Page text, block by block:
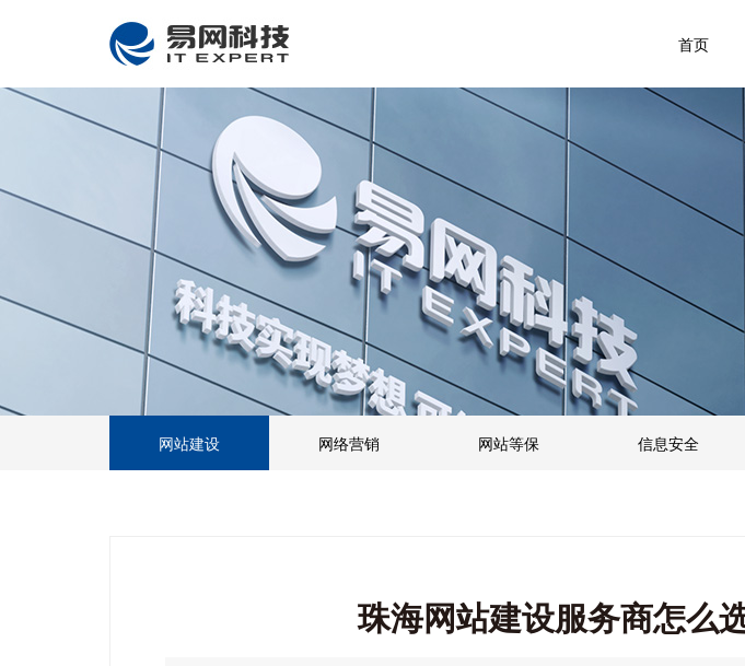
首页
网站建设 网络营销 网站等保 信息安全
珠海网站建设服务商怎么